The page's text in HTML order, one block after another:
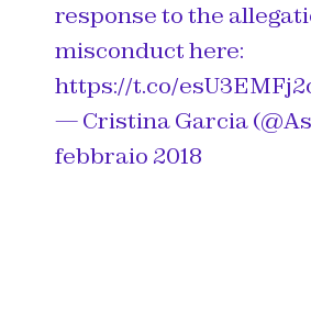
response to the
misconduct here:
https://t.co/
— Cristina Garcia
febbraio 2018